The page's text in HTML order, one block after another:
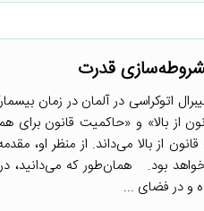
قدرت
اتوکراسی در آلمان در زمان
از بالا» و «حاکمیت قانون برای
از بالا می‌داند. از منظر او،
بود. همان‌طور که می‌دانید،
و در فضای ...